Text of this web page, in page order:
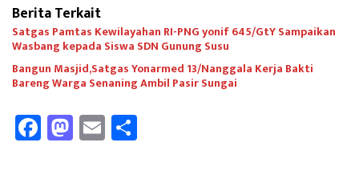
Berita Terkait
Satgas Pamtas Kewilayahan RI-PNG yonif 645/GtY Sampaikan
Wasbang kepada Siswa SDN Gunung Susu
Bangun Masjid,Satgas Yonarmed 13/Nanggala Kerja Bakti
Bareng Warga Senaning Ambil Pasir Sungai
Fa
ce
M
as
E
m